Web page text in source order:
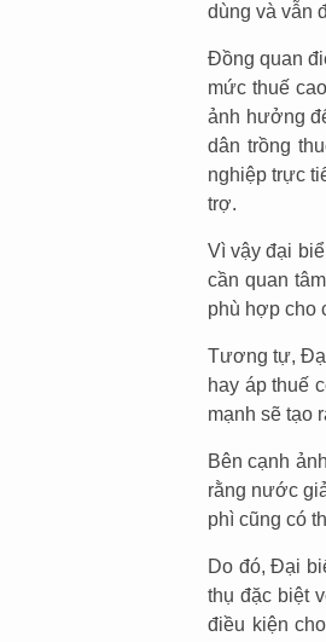
dùng và vẫn
Đồng quan
mức thuế
ảnh hưởng
dân trồng
nghiệp trực
trợ.
Vì vậy đại
cần quan
phù hợp cho
Tương tự,
hay áp thuế
mạnh sẽ tạo
Bên cạnh
rằng nước
phì cũng có
Do đó, Đại
thụ đặc biệt
điều kiện